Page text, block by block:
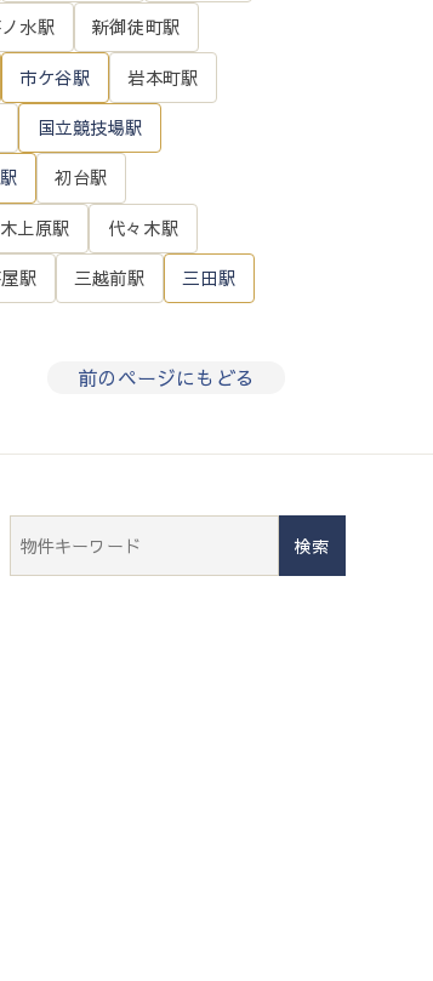
水駅 新御徒町駅
市ケ谷駅 岩本町駅
国立競技場駅
初台駅
上原駅 代々木駅
駅 三越前駅 三田駅
前のページにもどる
索: